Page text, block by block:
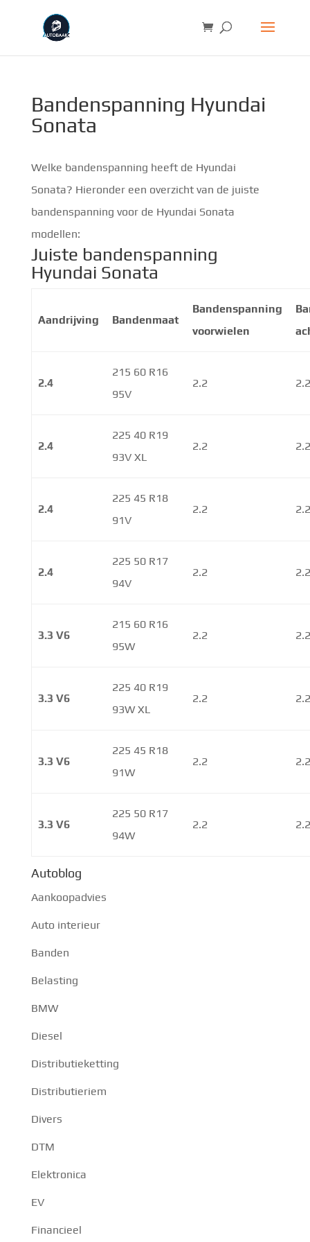
Bandenspanning Hyundai
Sonata
Welke bandenspanning heeft de Hyundai
Sonata? Hieronder een overzicht van de juiste
bandenspanning voor de Hyundai Sonata
modellen:
Juiste bandenspanning
Hyundai Sonata
Aandrijving Bandenmaat
Bandenspanning
voorwielen
2.4
215 60 R16
95V
2.2
2.4
225 40 R19
93V XL
2.2
2.4
225 45 R18
91V
2.2
2.4
225 50 R17
94V
2.2
3.3 V6
215 60 R16
95W
2.2
3.3 V6
225 40 R19
93W XL
2.2
3.3 V6
225 45 R18
91W
2.2
3.3 V6
225 50 R17
94W
2.2
Autoblog
Aankoopadvies
Auto interieur
Banden
Belasting
BMW
Diesel
Distributieketting
Distributieriem
Divers
DTM
Elektronica
EV
Financieel